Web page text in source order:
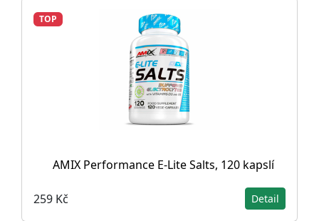
TOP
AMIX Performance E-Lite Salts, 120 kapslí
259 Kč Detail